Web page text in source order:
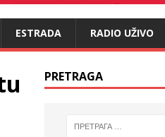
ESTRADA RADIO UŽIVO
PRETRAGA